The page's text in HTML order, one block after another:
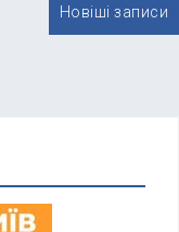
Новіші записи